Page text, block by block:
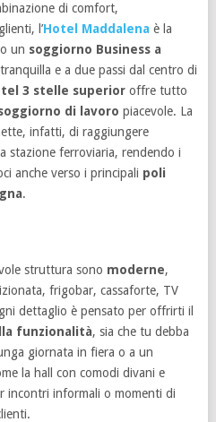
di comfort,
l’Hotel Maddalenaè la
un soggiorno Business a
e a due passi dal centro di
3 stelle superior offre tutto
di lavoro piacevole. La
infatti, di raggiungere
stazione ferroviaria, rendendo i
anche verso i principali poli
.
struttura sono moderne,
frigobar, cassaforte, TV
dettaglio è pensato per offrirti il
funzionalità, sia che tu debba
giornata in fiera o a un
la hall con comodi divani e
incontri informali o momenti di